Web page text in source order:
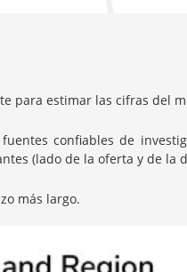
para estimar las cifras del
confiables de
(lado de la oferta y de la
más largo.